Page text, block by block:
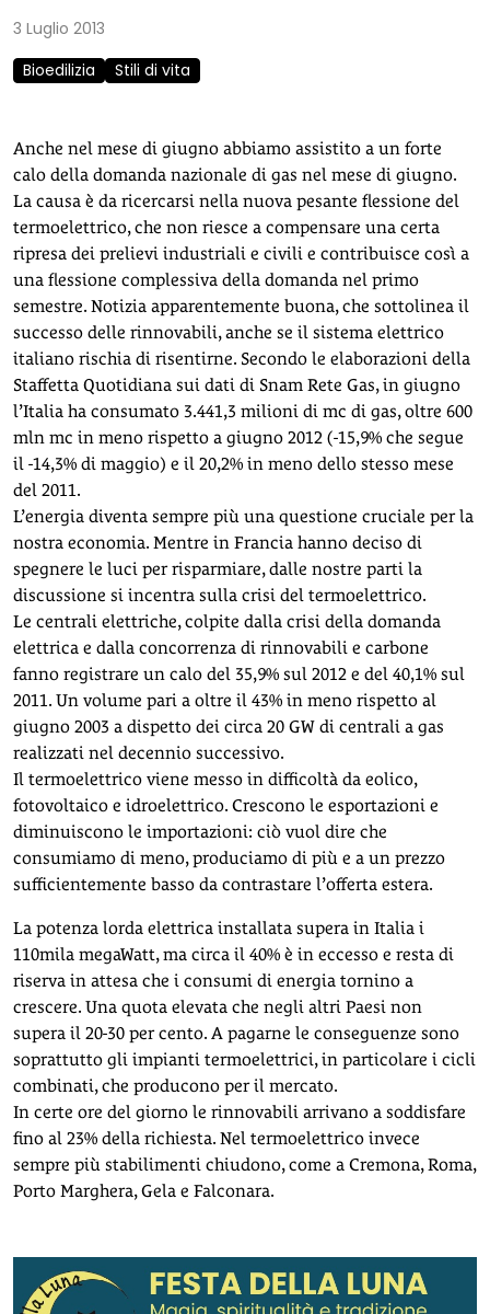
3 Luglio 2013
Bioedilizia
Stili di vita
Anche nel mese di giugno abbiamo assistito a un forte
calo della domanda nazionale di gas nel mese di giugno.
La causa è da ricercarsi nella nuova pesante flessione del
termoelettrico, che non riesce a compensare una certa
ripresa dei prelievi industriali e civili e contribuisce così a
una flessione complessiva della domanda nel primo
semestre. Notizia apparentemente buona, che sottolinea il
successo delle rinnovabili, anche se il sistema elettrico
italiano rischia di risentirne. Secondo le elaborazioni della
Staffetta Quotidiana sui dati di Snam Rete Gas, in giugno
l’Italia ha consumato 3.441,3 milioni di mc di gas, oltre 600
mln mc in meno rispetto a giugno 2012 (-15,9% che segue
il -14,3% di maggio) e il 20,2% in meno dello stesso mese
del 2011.
L’energia diventa sempre più una questione cruciale per la
nostra economia. Mentre in Francia hanno deciso di
spegnere le luci per risparmiare, dalle nostre parti la
discussione si incentra sulla crisi del termoelettrico.
Le centrali elettriche, colpite dalla crisi della domanda
elettrica e dalla concorrenza di rinnovabili e carbone
fanno registrare un calo del 35,9% sul 2012 e del 40,1% sul
2011. Un volume pari a oltre il 43% in meno rispetto al
giugno 2003 a dispetto dei circa 20 GW di centrali a gas
realizzati nel decennio successivo.
Il termoelettrico viene messo in difficoltà da eolico,
fotovoltaico e idroelettrico. Crescono le esportazioni e
diminuiscono le importazioni: ciò vuol dire che
consumiamo di meno, produciamo di più e a un prezzo
sufficientemente basso da contrastare l’offerta estera.
La potenza lorda elettrica installata supera in Italia i
110mila megaWatt, ma circa il 40% è in eccesso e resta di
riserva in attesa che i consumi di energia tornino a
crescere. Una quota elevata che negli altri Paesi non
supera il 20-30 per cento. A pagarne le conseguenze sono
soprattutto gli impianti termoelettrici, in particolare i cicli
combinati, che producono per il mercato.
In certe ore del giorno le rinnovabili arrivano a soddisfare
fino al 23% della richiesta. Nel termoelettrico invece
sempre più stabilimenti chiudono, come a Cremona, Roma,
Porto Marghera, Gela e Falconara.